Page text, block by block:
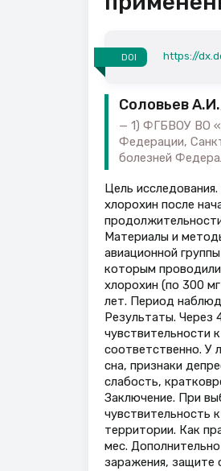
DOI https://
Соловьев
1) ФГБВОУ ВО
Федерации,
болезней
Цель
хлорохин после
Материалы и
авиационной
которым
хлорохин (по 300
лет. Период
Результаты. Через
чувствительности
соответственно. У
сна, признаки
слабость,
Заключение. При
чувствительность
территории. Как
мес.
заражения, защите